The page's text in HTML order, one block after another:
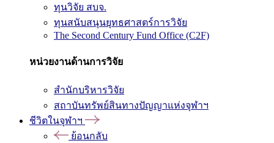
ทุนวิจัย สบจ.
ทุนสนับสนุนยุทธศาสตร์การวิจัย
The Second Century Fund Office (C2F)
หน่วยงานด้านการวิจัย
สำนักบริหารวิจัย
สถาบันทรัพย์สินทางปัญญาแห่งจุฬาฯ
ชีวิตในจุฬาฯ
ย้อนกลับ